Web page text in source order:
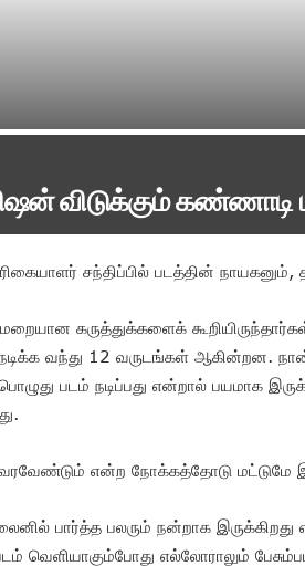
விடுக்கும் கண்ணாடி
சந்திப்பில் படத்தின் நாயகனும்,
கருத்துக்களைக்
நடிக்க வந்து 12 வருடங்கள் ஆகின்றன.
படம் நடிப்பது என்றால் பயமாக
என்ற நோக்கத்தோடு மட்டுமே
பார்த்த பலரும் நன்றாக இருக்கிறது
வெளியாகும்போது எல்லோராலும்